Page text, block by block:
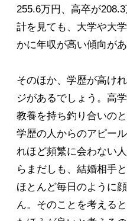
255.6万円、高卒が
計を見ても、大学や大
かに年収が高い傾向があ
そのほか、学歴が高け
ジがあるでしょう。高
教養を持ち釣り合いの
学歴の人からのアピー
れほど頻繁に会わない
らまだしも、結婚相手
ほとんど毎日のように
ん。そのことを考える